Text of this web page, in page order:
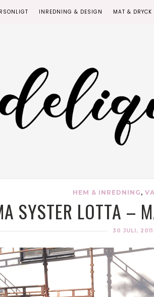
INREDNING & DESIGN MAT & DRYCK
HEM & INREDNING ,
SYSTER LOTTA –
30 JULI, 2011